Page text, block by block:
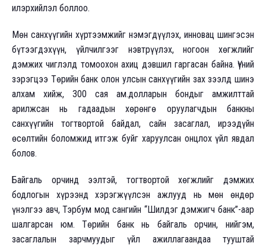
илэрхийлэл боллоо.
Мөн санхүүгийн хүртээмжийг нэмэгдүүлэх, инновац шингэсэн
бүтээгдэхүүн, үйлчилгээг нэвтрүүлэх, ногоон хөгжлийг
дэмжих чиглэлд томоохон ахиц дэвшил гаргасан байна. Үүний
зэрэгцээ Төрийн банк олон улсын санхүүгийн зах зээлд шинэ
алхам хийж, 300 сая ам.долларын бондыг амжилттай
арилжсан нь гадаадын хөрөнгө оруулагчдын банкны
санхүүгийн тогтвортой байдал, сайн засаглал, ирээдүйн
өсөлтийн боломжид итгэж буйг харуулсан онцлох үйл явдал
болов.
Байгаль орчинд ээлтэй, тогтвортой хөгжлийг дэмжих
бодлогын хүрээнд хэрэгжүүлсэн ажлууд нь мөн өндөр
үнэлгээ авч, Тэрбум мод сангийн “Шилдэг дэмжигч банк”-аар
шалгарсан юм. Төрийн банк нь байгаль орчин, нийгэм,
засаглалын зарчмуудыг үйл ажиллагаандаа тууштай